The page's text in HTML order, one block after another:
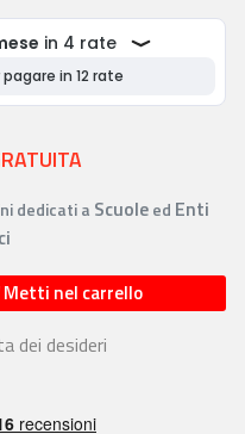
dedicati a Scuoleed Enti
Metti nel carrello
dei desideri